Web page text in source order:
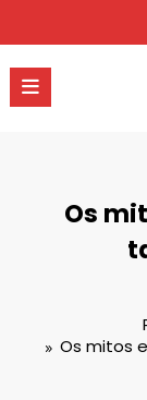
o
conteúdo
Os
Os mitos